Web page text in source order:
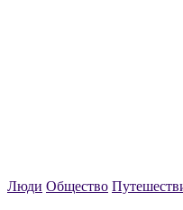
Люди Общество